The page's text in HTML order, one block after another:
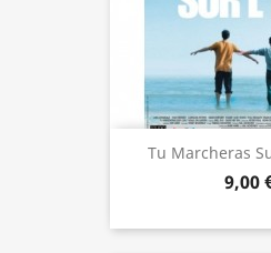
Tu Marcheras
9,00